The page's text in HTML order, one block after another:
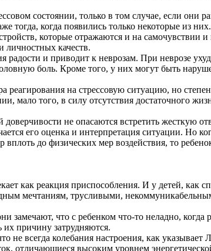
состоянии, только в том случае, если они
тогда, когда появились только некоторые из них.
которые отражаются и на самочувствии
личностных качеств.
и приводит к неврозам. При неврозе
боль. Кроме того, у них могут быть
на стрессовую ситуацию, но
мало того, в силу отсутствия достаточного
доверчивости не опасаются встретить
его оценка и интерпретация ситуации. Но
до физических мер воздействия, то
как реакция приспособления. И у детей, как
мечтаниям, трусливыми,
что с ребенком что-то неладно, когда
их причину затрудняются.
всегда колебания настроения, как указывает
отличающиеся высоким уровнем